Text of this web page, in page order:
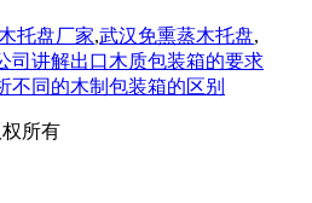
托盘厂家,武汉免熏蒸木托盘,
司讲解出口木质包装箱的要求
不同的木制包装箱的区别
所有